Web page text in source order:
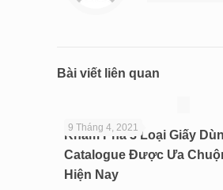
Bài viết liên quan
9 Tháng 4, 2021
Khám Phá 3 Loại Giấy
Catalogue Được Ưa
Hiện Nay